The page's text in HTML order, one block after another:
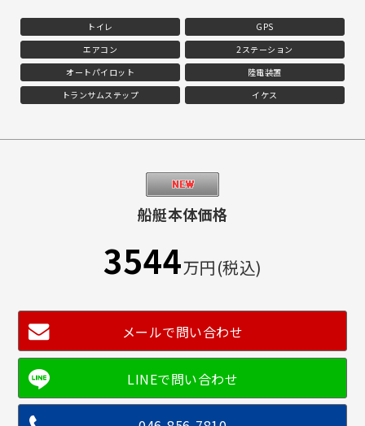
トイレ
GPS
エアコン
2ステーション
オートパイロット
陸電装置
トランサムステップ
イケス
船艇本体価格
3544万円(税込)
メールで問い合わせ